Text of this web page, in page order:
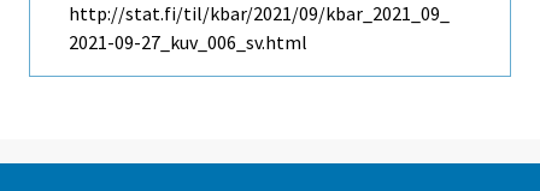
http://stat.fi/til/kbar/2021/09/kbar_2021_09_
2021-09-27_kuv_006_sv.html